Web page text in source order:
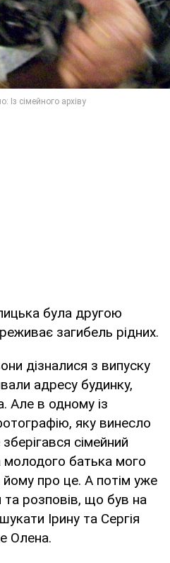
була другою
загибель рідних.
дізналися з випуску
адресу будинку,
Але в одному із
яку винесло
сімейний
молодого батька мого
про це. А потім уже
розповів, що був на
Ірину та Сергія
Олена.